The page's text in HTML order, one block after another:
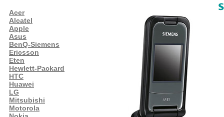
Acer
Alcatel
Apple
Asus
BenQ-Siemens
Ericsson
Eten
Hewlett-Packard
HTC
Huawei
LG
Mitsubishi
Motorola